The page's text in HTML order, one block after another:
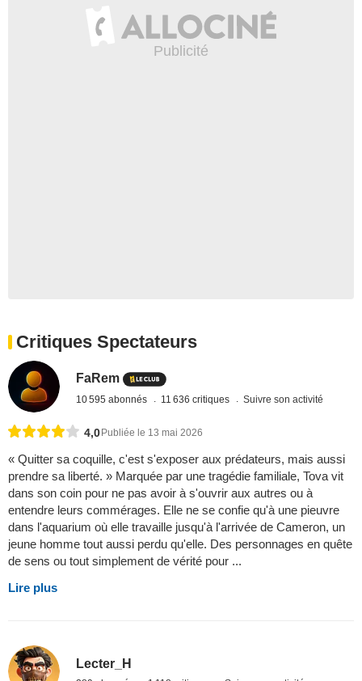
Critiques Spectateurs
FaRem
10 595 abonnés 11 636 critiques Suivre son activité
4,0Publiée le 13 mai 2026
« Quitter sa coquille, c'est s'exposer aux prédateurs, mais aussi
prendre sa liberté. » Marquée par une tragédie familiale, Tova vit
dans son coin pour ne pas avoir à s'ouvrir aux autres ou à
entendre leurs commérages. Elle ne se confie qu'à une pieuvre
dans l'aquarium où elle travaille jusqu'à l'arrivée de Cameron, un
jeune homme tout aussi perdu qu'elle. Des personnages en quête
de sens ou tout simplement de vérité pour ...
Lire plus
Lecter_H